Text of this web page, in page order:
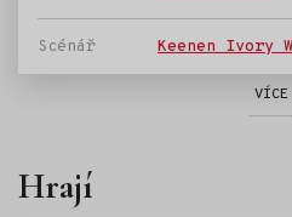
Scénář Keenen Ivory
VÍCE
Hrají